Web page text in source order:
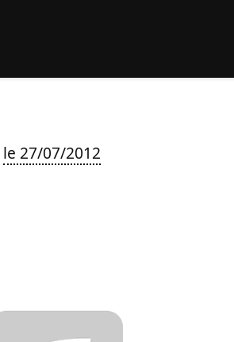
le 27/07/2012